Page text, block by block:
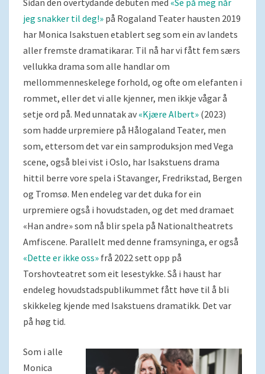
Sidan den overtydande debuten med «Se på meg når
jeg snakker til deg!» på Rogaland Teater hausten 2019
har Monica Isakstuen etablert seg som ein av landets
aller fremste dramatikarar. Til nå har vi fått fem særs
vellukka drama som alle handlar om
mellommenneskelege forhold, og ofte om elefanten i
rommet, eller det vi alle kjenner, men ikkje vågar å
setje ord på. Med unnatak av «Kjære Albert» (2023)
som hadde urpremiere på Hålogaland Teater, men
som, ettersom det var ein samproduksjon med Vega
scene, også blei vist i Oslo, har Isakstuens drama
hittil berre vore spela i Stavanger, Fredrikstad, Bergen
og Tromsø. Men endeleg var det duka for ein
urpremiere også i hovudstaden, og det med dramaet
«Han andre» som nå blir spela på Nationaltheatrets
Amfiscene. Parallelt med denne framsyninga, er også
«Dette er ikke oss» frå 2022 sett opp på
Torshovteatret som eit lesestykke. Så i haust har
endeleg hovudstadspublikummet fått høve til å bli
skikkeleg kjende med Isakstuens dramatikk. Det var
på høg tid.
Som i alle
Monica